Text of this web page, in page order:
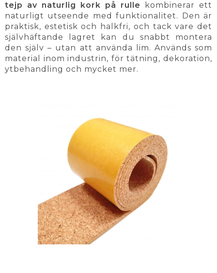
tejp av naturlig kork på rulle
kombinerar ett
naturligt utseende med funktionalitet. Den är
praktisk, estetisk och halkfri, och tack vare det
självhäftande lagret kan du snabbt montera
den själv – utan att använda lim. Används som
material inom industrin, för tätning, dekoration,
ytbehandling och mycket mer.